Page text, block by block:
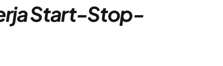
Start-Stop-